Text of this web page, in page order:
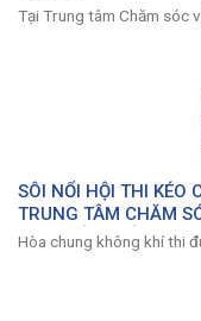
Tại Trung tâm Chăm sóc
SÔI NỔI HỘI THI KÉO
TRUNG TÂM CHĂM
TÂM THẦN SỐ 2 HÀ
Hòa chung không khí thi